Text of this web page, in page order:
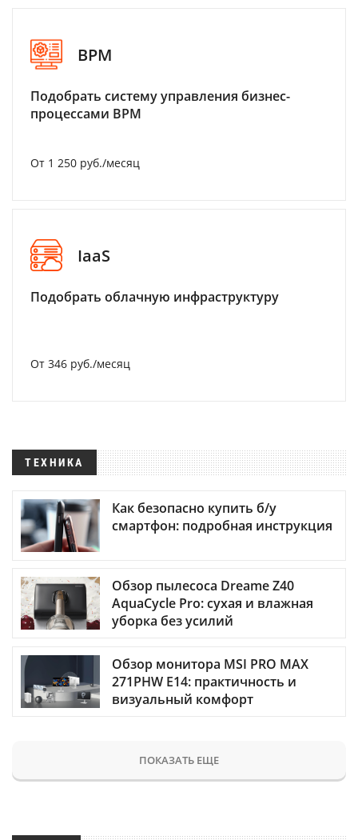
BPM
Подобрать систему управления бизнес-
процессами BPM
От 1 250 руб./месяц
IaaS
Подобрать облачную инфраструктуру
От 346 руб./месяц
ТЕХНИКА
Как безопасно купить б/у
смартфон: подробная инструкция
Обзор пылесоса Dreame Z40
AquaCycle Pro: сухая и влажная
уборка без усилий
Обзор монитора MSI PRO MAX
271PHW E14: практичность и
визуальный комфорт
ПОКАЗАТЬ ЕЩЕ